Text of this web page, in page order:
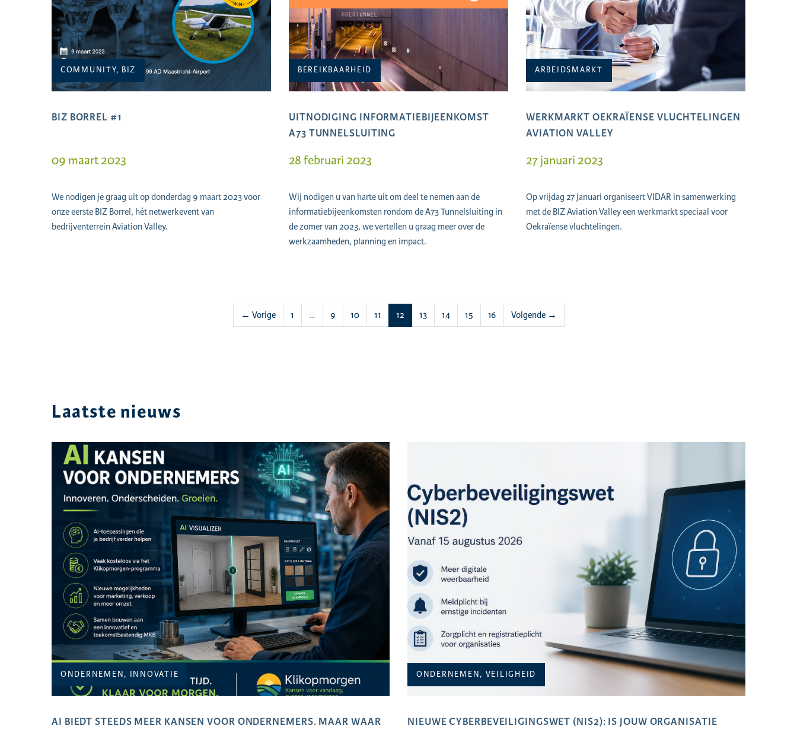
COMMUNITY, BIZ
BIZ BORREL #1
09 maart 2023
We nodigen je graag uit op donderdag 9 maart 2023 voor
onze eerste BIZ Borrel, hét netwerkevent van
bedrijventerrein Aviation Valley.
BEREIKBAARHEID
UITNODIGING INFORMATIEBIJEENKOMST
A73 TUNNELSLUITING
28 februari 2023
Wij nodigen u van harte uit om deel te nemen aan de
informatiebijeenkomsten rondom de A73 Tunnelsluiting in
de zomer van 2023, we vertellen u graag meer over de
werkzaamheden, planning en impact.
ARBEIDSMARKT
WERKMARKT OEKRAÏENSE VLUCHTELINGEN
AVIATION VALLEY
27 januari 2023
Op vrijdag 27 januari organiseert VIDAR in samenwerking
met de BIZ Aviation Valley een werkmarkt speciaal voor
Oekraïense vluchtelingen.
← Vorige 1 … 9 10 11 12(huidige)
13 14 15 16 Volgende →
Laatste nieuws
ONDERNEMEN, INNOVATIE
AI BIEDT STEEDS MEER KANSEN VOOR ONDERNEMERS. MAAR WAAR
ONDERNEMEN, VEILIGHEID
NIEUWE CYBERBEVEILIGINGSWET (NIS2): IS JOUW ORGANISATIE